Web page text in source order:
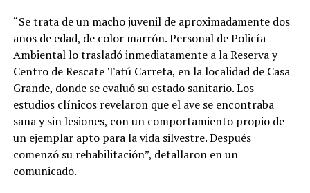
“Se trata de un macho juvenil de aproximadamente dos
años de edad, de color marrón. Personal de Policía
Ambiental lo trasladó inmediatamente a la Reserva y
Centro de Rescate Tatú Carreta, en la localidad de Casa
Grande, donde se evaluó su estado sanitario. Los
estudios clínicos revelaron que el ave se encontraba
sana y sin lesiones, con un comportamiento propio de
un ejemplar apto para la vida silvestre. Después
comenzó su rehabilitación”, detallaron en un
comunicado.